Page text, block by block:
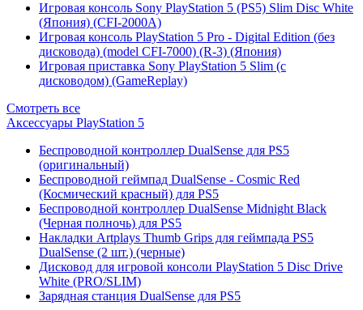
Игровая консоль Sony PlayStation 5 (PS5) Slim Disc White
(Япония) (CFI-2000A)
Игровая консоль PlayStation 5 Pro - Digital Edition (без
дисковода) (model CFI-7000) (R-3) (Япония)
Игровая приставка Sony PlayStation 5 Slim (с
дисководом) (GameReplay)
Смотреть все
Аксессуары PlayStation 5
Беспроводной контроллер DualSense для PS5
(оригинальный)
Беспроводной геймпад DualSense - Cosmic Red
(Космический красный) для PS5
Беспроводной контроллер DualSense Midnight Black
(Черная полночь) для PS5
Накладки Artplays Thumb Grips для геймпада PS5
DualSense (2 шт.) (черные)
Дисковод для игровой консоли PlayStation 5 Disc Drive
White (PRO/SLIM)
Зарядная станция DualSense для PS5